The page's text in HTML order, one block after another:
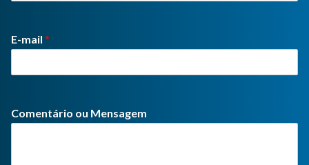
E-mail *
Comentário ou Mensagem